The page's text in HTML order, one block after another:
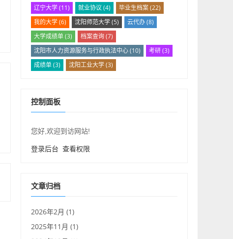
辽宁大学(11) 就业协议 (4) 毕业生档案(22)
我的大学(6) 沈阳师范大学(5) 云代办(8)
大学成绩单(3) 档案查询(7)
沈阳市人力资源服务与行政执法中心(10) 考研(3)
成绩单(3) 沈阳工业大学(3)
控制面板
您好,欢迎到访网站!
登录后台 查看权限
文章归档
2026年2月 (1)
2025年11月 (1)